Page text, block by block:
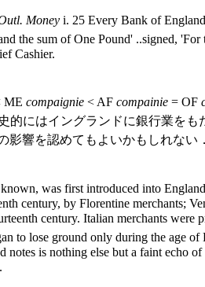
Money i. 25 Every Bank of
the sum of One Pound' ..signed, 'For
Cashier.
ME compaignie < AF compainie = OF
的にはイングランドに銀行業を
影響を認めてもよいかもしれない
was first introduced into
century, by Florentine merchants;
century. Italian merchants were
to lose ground only during the age
notes is nothing else but a faint echo
.